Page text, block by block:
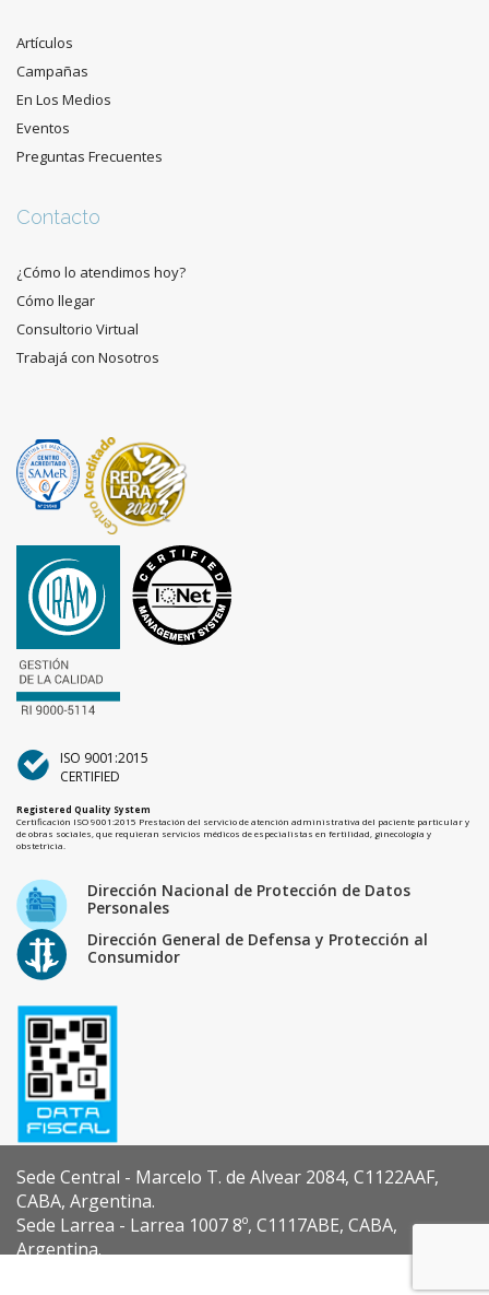
Artículos
Campañas
En Los Medios
Eventos
Preguntas Frecuentes
Contacto
¿Cómo lo atendimos hoy?
Cómo llegar
Consultorio Virtual
Trabajá con Nosotros
ISO 9001:2015
CERTIFIED
Registered Quality System
Certificación ISO 9001:2015 Prestación del servicio de atención administrativa del paciente particular y
de obras sociales, que requieran servicios médicos de especialistas en fertilidad, ginecología y
obstetricia.
Dirección Nacional de Protección de Datos
Personales
Dirección General de Defensa y Protección al
Consumidor
Sede Central - Marcelo T. de Alvear 2084, C1122AAF,
CABA, Argentina.
Sede Larrea - Larrea 1007 8º, C1117ABE, CABA,
Argentina.